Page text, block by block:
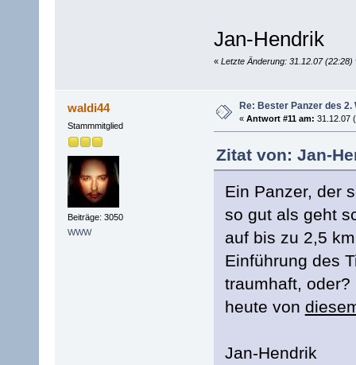
Jan-Hendrik
« Letzte Änderung: 31.12.07
waldi44
Stammmitglied
Beiträge: 3050
WWW
Re: Bester Panzer des 2.
« Antwort #11 am: 31.12.07
Zitat von: Jan-
Ein Panzer, der
so gut als geht
auf bis zu 2,5
Einführung des
traumhaft,
heute von
Jan-Hendrik